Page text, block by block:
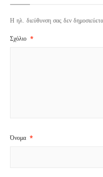
Η ηλ. διεύθυνση σας δεν
Σχόλιο *
Όνομα *